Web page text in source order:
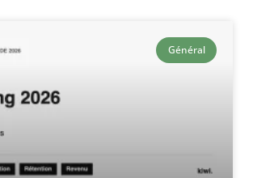
Général